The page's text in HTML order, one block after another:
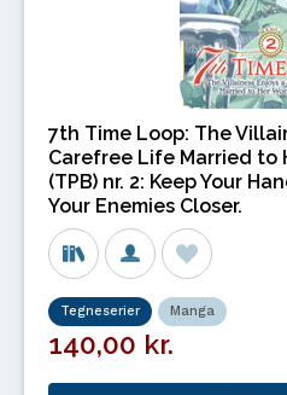
7th Time Loop: The
Carefree Life Married to
(TPB) nr. 2: Keep Your
Your Enemies Closer.
Tegneserier Manga
140,00 kr.